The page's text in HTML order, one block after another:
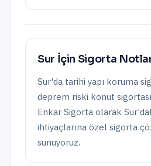
Sur İçin Sigorta
Sur'da tarihi yapı koruma
deprem riski konut
Enkar Sigorta olarak Sur
ihtiyaçlarına özel sigorta
sunuyoruz.